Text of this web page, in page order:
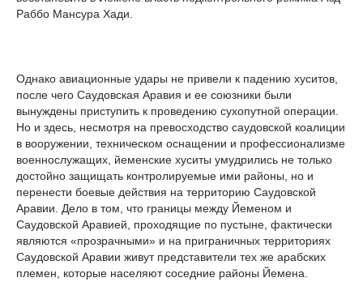
Раббо Мансура Хади.
Однако авиационные удары не привели к падению хуситов,
после чего Саудовская Аравия и ее союзники были
вынуждены приступить к проведению сухопутной операции.
Но и здесь, несмотря на превосходство саудовской коалиции
в вооружении, техническом оснащении и профессионализме
военнослужащих, йеменские хуситы умудрились не только
достойно защищать контролируемые ими районы, но и
перенести боевые действия на территорию Саудовской
Аравии. Дело в том, что границы между Йеменом и
Саудовской Аравией, проходящие по пустыне, фактически
являются «прозрачными» и на приграничных территориях
Саудовской Аравии живут представители тех же арабских
племен, которые населяют соседние районы Йемена.